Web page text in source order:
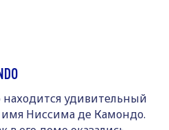
удивительный
Ниссима де Камондо.